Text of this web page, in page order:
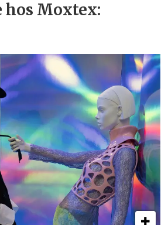
Moxtex: